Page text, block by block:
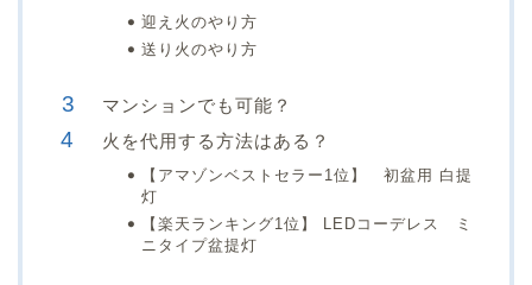
迎え火のやり方
送り火のやり方
マンションでも可能？
火を代用する方法はある？
【アマゾンベストセラー1位】 初盆用 白提
灯
【楽天ランキング1位】 LEDコーデレス ミ
ニタイプ盆提灯